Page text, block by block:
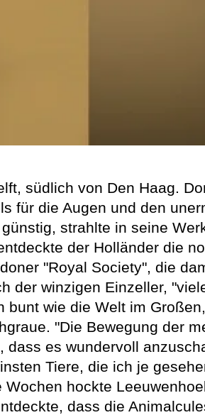
südlich von Den Haag.
für die Augen und den
strahlte in seine
der Holländer die
"Royal Society", die
der winzigen Einzeller,
bunt wie die Welt im
"Die Bewegung der
es wundervoll
Tiere, die ich je
hockte
dass die